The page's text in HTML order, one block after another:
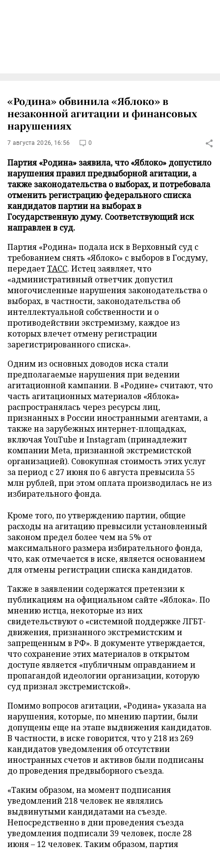
«Родина» обвинила «Яблоко» в
незаконной агитации и финансовых
нарушениях
7 августа 2026, 16:56 0
Партия «Родина» заявила, что «Яблоко» допустило
нарушения правил предвыборной агитации, а
также законодательства о выборах, и потребовала
отменить регистрацию федерального списка
кандидатов партии на выборах в
Государственную думу. Соответствующий иск
направлен в суд.
Партия «Родина» подала иск в Верховный суд с
требованием снять «Яблоко» с выборов в Госдуму,
передаетТАСС. Истец заявляет, что
«административный ответчик допустил
многочисленные нарушения законодательства о
выборах, в частности, законодательства об
интеллектуальной собственности и о
противодействии экстремизму, каждое из
которых влечет отмену регистрации
зарегистрированного списка».
Одним из основных доводов иска стали
предполагаемые нарушения при ведении
агитационной кампании. В «Родине» считают, что
часть агитационных материалов «Яблока»
распространялась через ресурсы лиц,
признанных в России иностранными агентами, а
также на зарубежных интернет-площадках,
включая YouTube и Instagram (принадлежит
компании Meta, признанной экстремистской
организацией). Совокупная стоимость этих услуг
за период с 27 июня по 6 августа превысила 55
млн рублей, при этом оплата производилась не из
избирательного фонда.
Кроме того, по утверждению партии, общие
расходы на агитацию превысили установленный
законом предел более чем на 5% от
максимального размера избирательного фонда,
что, как отмечается в иске, является основанием
для отмены регистрации списка кандидатов.
Также в заявлении содержатся претензии к
публикациям на официальном сайте «Яблока». По
мнению истца, некоторые из них
свидетельствуют о «системной поддержке ЛГБТ-
движения, признанного экстремистским и
запрещенным в РФ». В документе утверждается,
что сохранение этих материалов в открытом
доступе является «публичным оправданием и
пропагандой идеологии организации, которую
суд признал экстремистской».
Помимо вопросов агитации, «Родина» указала на
нарушения, которые, по мнению партии, были
допущены еще на этапе выдвижения кандидатов.
В частности, в иске говорится, что у 218 из 269
кандидатов уведомления об отсутствии
иностранных счетов и активов были подписаны
до проведения предвыборного съезда.
«Таким образом, на момент подписания
уведомлений 218 человек не являлись
выдвинутыми кандидатами на съезде.
Непосредственно в дни проведения съезда
уведомления подписали 39 человек, после 28
июня – 12 человек. Таким образом, партия